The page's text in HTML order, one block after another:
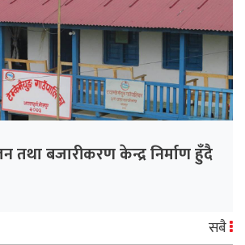
तथा बजारीकरण केन्द्र निर्माण हुँदै
सबै